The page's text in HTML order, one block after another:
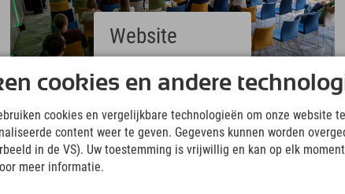
Garmisch
cookies en andere
cookies en vergelijkbare technologieën om onze website
content weer te geven. Gegevens kunnen worden
in de VS). Uw toestemming is vrijwillig en kan op elk
meer informatie.
Website
(German)
(English)
Italiano
(Italian)